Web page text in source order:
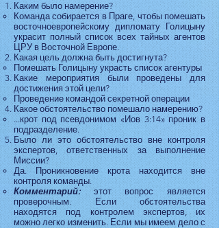
Каким было намерение?
Команда собирается в Праге, чтобы помешать
восточноевропейскому дипломату Голицыну
украсит полный список всех тайных агентов
ЦРУ в Восточной Европе.
Какая цель должна быть достигнута?
Помешать Голицыну украсть список агентуры
Какие мероприятия были проведены для
достижения этой цели?
Проведение командой секретной операции
Какое обстоятельство помешало намерению?
...крот под псевдонимом «Иов 3:14» проник в
подразделение.
Было ли это обстоятельство вне контроля
экспертов, ответственных за выполнение
Миссии?
Да. Проникновение крота находится вне
контроля команды.
Комментарий:этот вопрос является
проверочным. Если обстоятельства
находятся под контролем экспертов, их
можно легко изменить. Если мы имеем дело с